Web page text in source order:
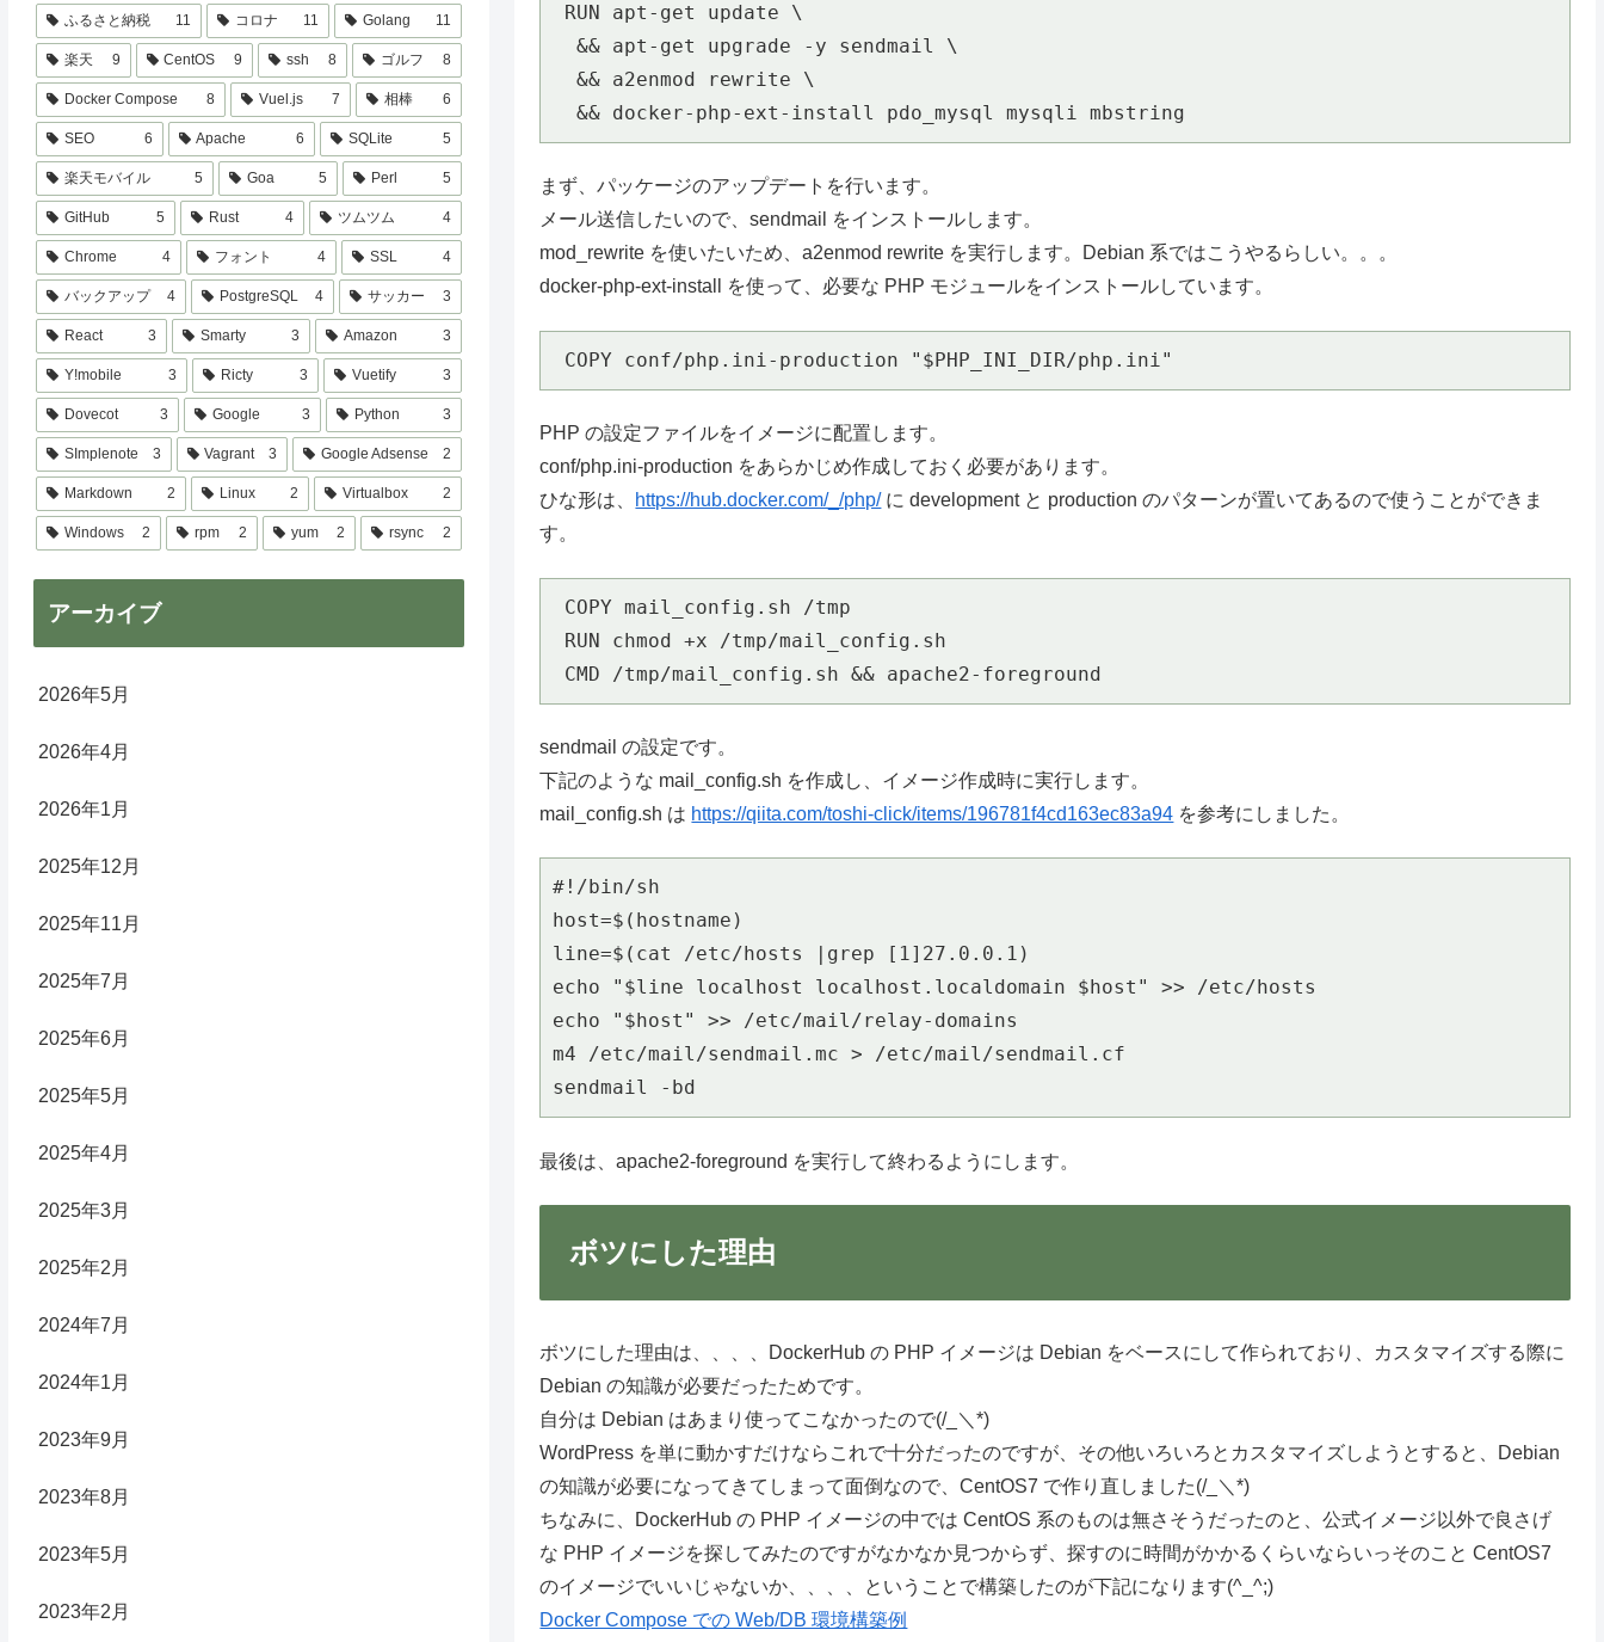
  && apt-get upgrade -y sendmail \
  && a2enmod rewrite \
  && docker-php-ext-install pdo_mysql mysqli mbstring
まず、パッケージのアップデートを行います。
メール送信したいので、sendmail をインストールします。
mod_rewrite を使いたいため、a2enmod rewrite を実行します。Debian 系ではこうやるらしい。。。
docker-php-ext-install を使って、必要な PHP モジュールをインストールしています。
COPY conf/php.ini-production "$PHP_INI_DIR/php.ini"
PHP の設定ファイルをイメージに配置します。
conf/php.ini-production をあらかじめ作成しておく必要があります。
ひな形は、 https://hub.docker.com/_/php/に development と production のパターンが置いてあるので使うことができま
す。
CMD /tmp/mail_config.sh && apache2-foreground
sendmail の設定です。
下記のような mail_config.sh を作成し、イメージ作成時に実行します。
mail_config.sh は https://qiita.com/toshi-click/items/196781f4cd163ec83a94 を参考にしました。
#!/bin/sh
host=$(hostname)
line=$(cat /etc/hosts |grep [1]27.0.0.1)
echo "$line localhost localhost.localdomain $host" >> /etc/hosts
echo "$host" >> /etc/mail/relay-domains
m4 /etc/mail/sendmail.mc > /etc/mail/sendmail.cf
sendmail -bd
最後は、apache2-foreground を実行して終わるようにします。
ボツにした理由
ボツにした理由は、、、、DockerHub の PHP イメージは Debian をベースにして作られており、カスタマイズする際に
Debian の知識が必要だったためです。
自分は Debian はあまり使ってこなかったので(/_＼*)
WordPress を単に動かすだけならこれで十分だったのですが、その他いろいろとカスタマイズしようとすると、Debian
の知識が必要になってきてしまって面倒なので、CentOS7 で作り直しました(/_＼*)
ちなみに、DockerHub の PHP イメージの中では CentOS 系のものは無さそうだったのと、公式イメージ以外で良さげ
な PHP イメージを探してみたのですがなかなか見つからず、探すのに時間がかかるくらいならいっそのこと CentOS7
のイメージでいいじゃないか、、、、ということで構築したのが下記になります(^_^;)
Docker Compose での Web/DB 環境構築例
ふるさと納税 11 コロナ 11 Golang 11
楽天 9 CentOS 9 ssh 8 ゴルフ 8
Docker Compose 8 Vuel.js 7 相棒 6
SEO 6 Apache 6 SQLite 5
楽天モバイル 5 Goa 5 Perl 5
GitHub 5 Rust 4 ツムツム 4
Chrome 4 フォント 4 SSL 4
バックアップ 4 PostgreSQL 4 サッカー 3
React 3 Smarty 3 Amazon 3
Y!mobile 3 Ricty 3 Vuetify 3
Dovecot 3 Google 3 Python 3
SImplenote 3 Vagrant 3 Google Adsense 2
Markdown 2 Linux 2 Virtualbox 2
Windows 2 rpm 2 yum 2 rsync 2
アーカイブ
2026年5月
2026年4月
2026年1月
2025年12月
2025年11月
2025年7月
2025年6月
2025年5月
2025年4月
2025年3月
2025年2月
2024年7月
2024年1月
2023年9月
2023年8月
2023年5月
2023年2月